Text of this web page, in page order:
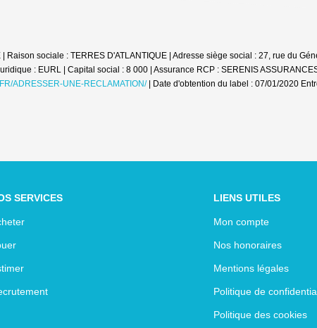
sociale : TERRES D'ATLANTIQUE | Adresse siège social : 27, rue du
: EURL | Capital social : 8 000 | Assurance RCP : SERENIS
ADRESSER-UNE-RECLAMATION/| Date d'obtention du label : 07/01/2020
SERVICES LIENS UTILES
Mon compte
Nos honoraires
Mentions légales
Politique de
Politique des cookies